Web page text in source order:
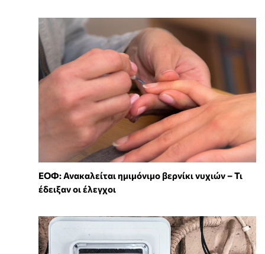
ΕΟΦ: Ανακαλείται ημιμόνιμο βερνίκι νυχιών – Τι
έδειξαν οι έλεγχοι